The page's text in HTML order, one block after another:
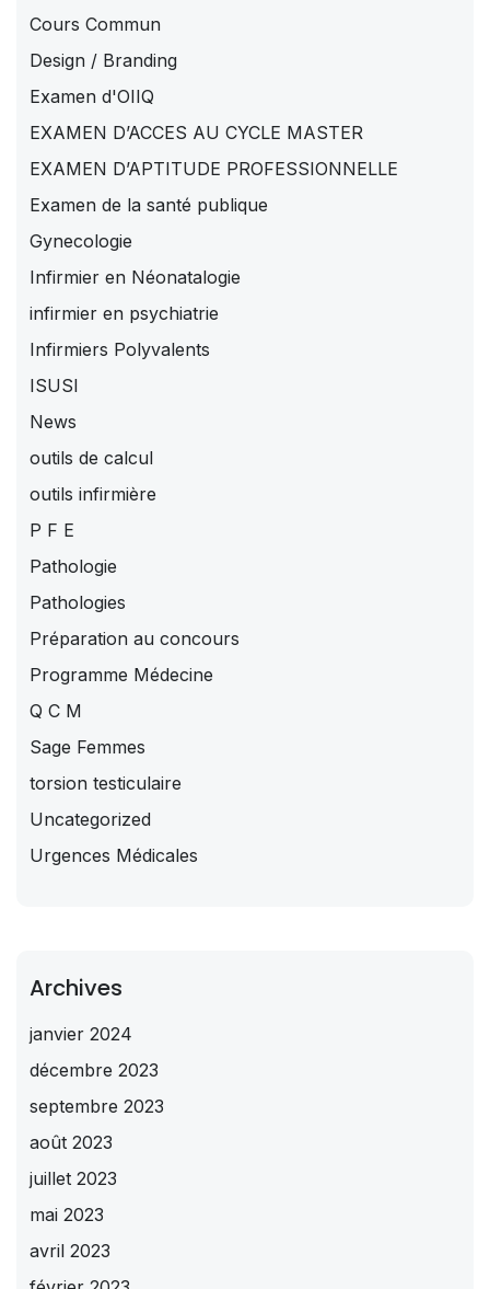
Cours Commun
Design / Branding
Examen d'OIIQ
EXAMEN D’ACCES AU CYCLE MASTER
EXAMEN D’APTITUDE PROFESSIONNELLE
Examen de la santé publique
Gynecologie
Infirmier en Néonatalogie
infirmier en psychiatrie
Infirmiers Polyvalents
ISUSI
News
outils de calcul
outils infirmière
P F E
Pathologie
Pathologies
Préparation au concours
Programme Médecine
Q C M
Sage Femmes
torsion testiculaire
Uncategorized
Urgences Médicales
Archives
janvier 2024
décembre 2023
septembre 2023
août 2023
juillet 2023
mai 2023
avril 2023